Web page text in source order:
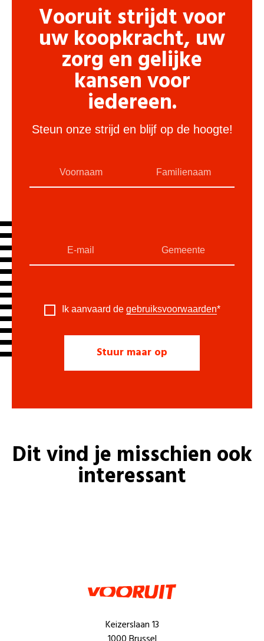
Vooruit strijdt voor
uw koopkracht, uw
zorg en gelijke
kansen voor
iedereen.
Steun onze strijd en blijf op de hoogte!
Ik aanvaard de gebruiksvoorwaarden*
Dit vind je misschien ook
interessant
Keizerslaan 13